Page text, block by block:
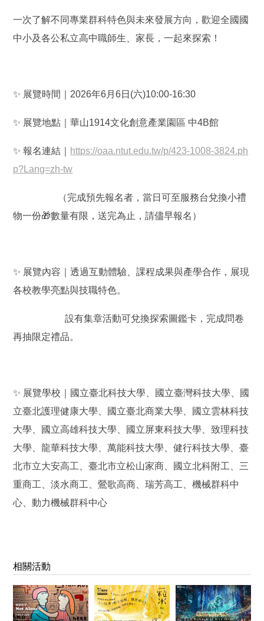
一次了解不同專業群科特色與未來發展方向，歡迎全國國
中小及各公私立高中職師生、家長，一起來探索！
✨ 展覽時間｜2026年6月6日(六)10:00-16:30
✨ 展覽地點｜華山1914文化創意產業園區 中4B館
✨ 報名連結｜ https://oaa.ntut.edu.tw/p/423-1008-3824.ph
p?Lang=zh-tw
（完成預先報名者，當日可至服務台兌換小禮
物一份🎁數量有限，送完為止，請儘早報名）
✨ 展覽內容｜透過互動體驗、課程成果與產學合作，展現
各校教學亮點與技職特色。
設有集章活動可兌換探索圖鑑卡，完成問卷
再抽限定禮品。
✨ 展覽學校｜國立臺北科技大學、國立臺灣科技大學、國
立臺北護理健康大學、國立臺北商業大學、國立雲林科技
大學、國立高雄科技大學、國立屏東科技大學、致理科技
大學、龍華科技大學、萬能科技大學、健行科技大學、臺
北市立大安高工、臺北市立松山家商、國立北科附工、三
重商工、淡水商工、鶯歌高商、瑞芳高工、機械群科中
心、動力機械群科中心
相關活動